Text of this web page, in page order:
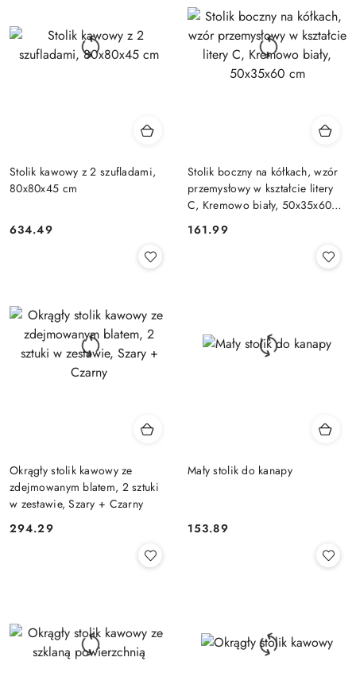
Stolik kawowy z 2 szufladami,
80x80x45 cm
Cena:
634.49
Stolik boczny na kółkach, wzór
przemysłowy w kształcie litery
C, Kremowo biały, 50x35x60
Cena:
161.99
Okrągły stolik kawowy ze
zdejmowanym blatem, 2 sztuki
w zestawie, Szary + Czarny
Cena:
294.29
Mały stolik do kanapy
Cena:
153.89